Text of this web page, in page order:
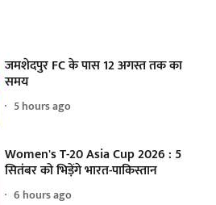
जमशेदपुर FC के पास 12 अगस्त तक का
समय
5 hours ago
Women's T-20 Asia Cup 2026 : 5
सितंबर को भिड़ेंगे भारत-पाकिस्तान
6 hours ago